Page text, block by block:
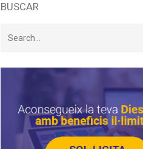
BUSCAR